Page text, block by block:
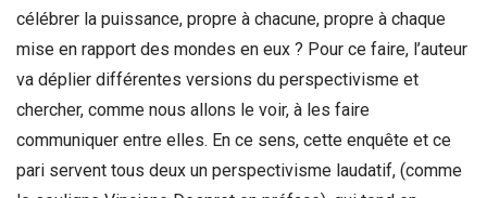
célébrer la puissance, propre à chacune, propre à chaque
mise en rapport des mondes en eux ? Pour ce faire, l’auteur
va déplier différentes versions du perspectivisme et
chercher, comme nous allons le voir, à les faire
communiquer entre elles. En ce sens, cette enquête et ce
pari servent tous deux un perspectivisme laudatif, (comme